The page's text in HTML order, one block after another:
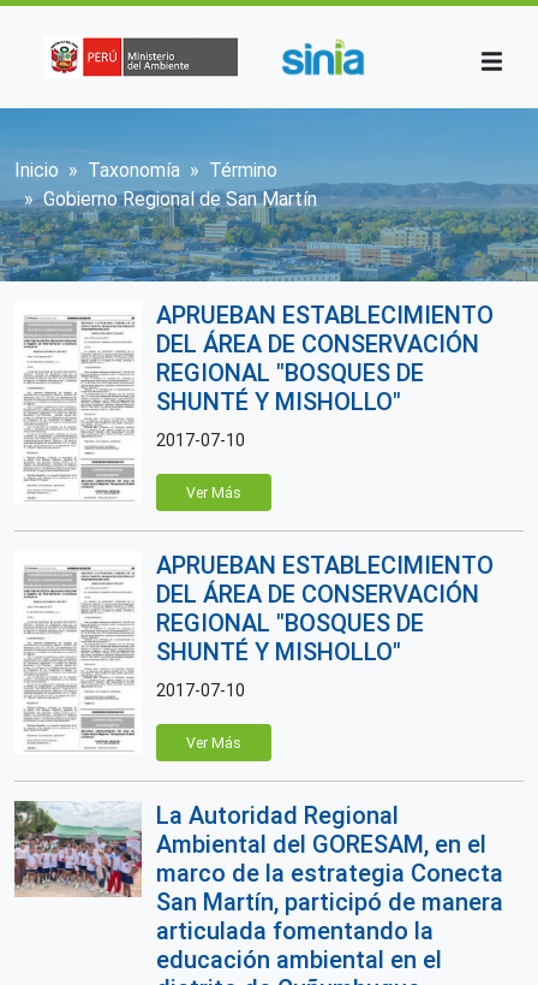
Sobrescribir enlaces de ayuda a la
Inicio Taxonomía
Término
Gobierno Regional de San Martín
APRUEBAN ESTABLECIMIENTO
DEL ÁREA DE CONSERVACIÓN
REGIONAL "BOSQUES DE
SHUNTÉ Y MISHOLLO"
2017-07-10
Ver Más
APRUEBAN ESTABLECIMIENTO
DEL ÁREA DE CONSERVACIÓN
REGIONAL "BOSQUES DE
SHUNTÉ Y MISHOLLO"
2017-07-10
Ver Más
La Autoridad Regional
Ambiental del GORESAM, en el
marco de la estrategia Conecta
San Martín, participó de manera
articulada fomentando la
educación ambiental en el